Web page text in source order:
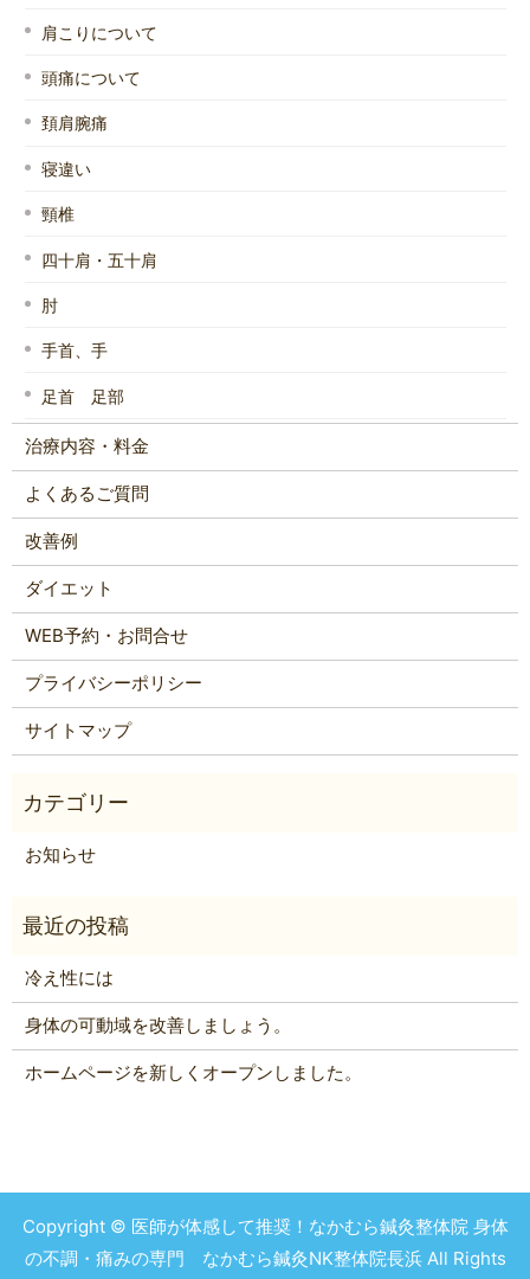
肩こりについて
頭痛について
頚肩腕痛
寝違い
頸椎
四十肩・五十肩
肘
手首、手
足首 足部
治療内容・料金
よくあるご質問
改善例
ダイエット
WEB予約・お問合せ
プライバシーポリシー
サイトマップ
お知らせ
冷え性には
身体の可動域を改善しましょう。
ホームページを新しくオープンしました。
Copyright © 医師が体感して推奨！なかむら鍼灸整体院 身体
の不調・痛みの専門 なかむら鍼灸NK整体院長浜 All Rights